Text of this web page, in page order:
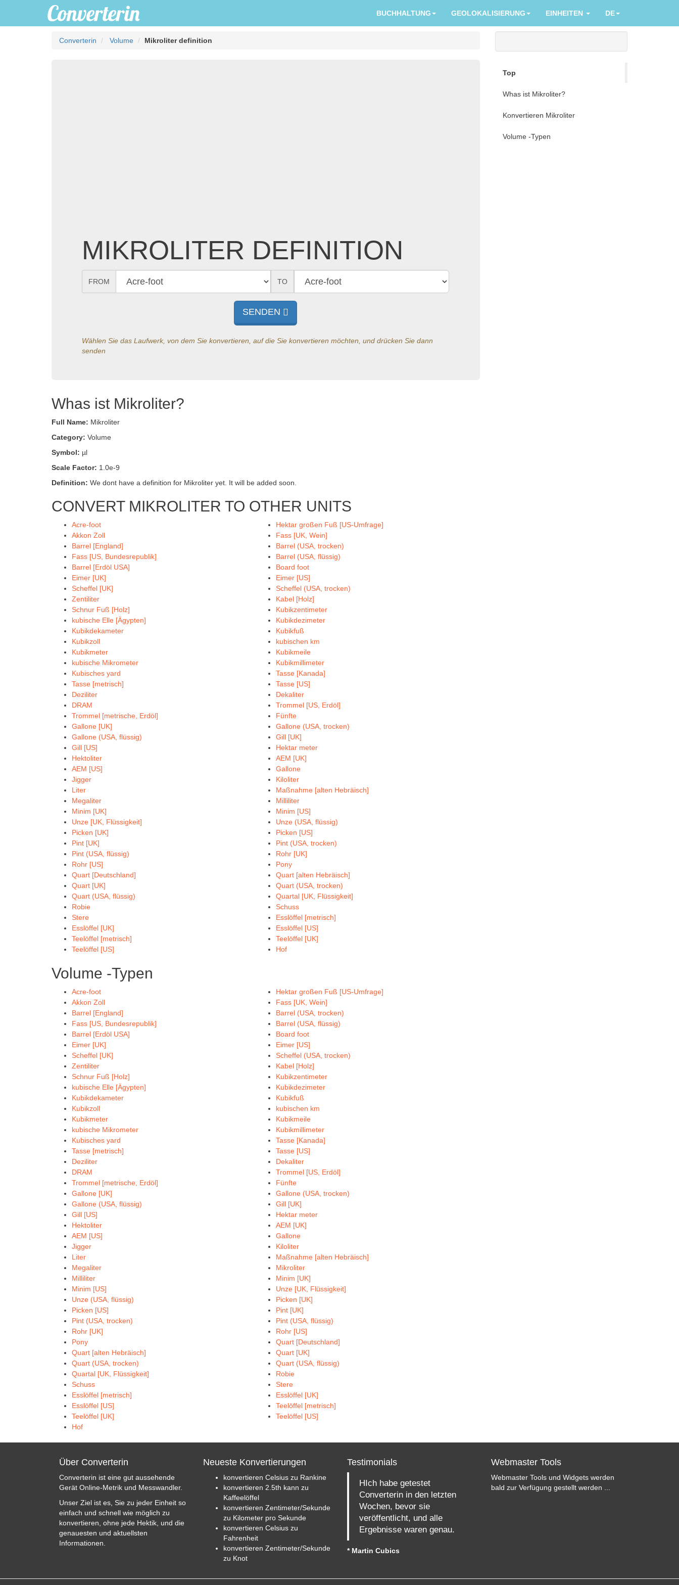
BUCHHALTUNG GEOLOKALISIERUNG EINHEITEN DE
Converterin Volume Mikroliter definition
MIKROLITER DEFINITION
FROM TO
SENDEN
Wählen Sie das Laufwerk, von dem Sie konvertieren, auf die Sie konvertieren möchten, und drücken Sie dann
senden
Whas ist Mikroliter?
Full Name: Mikroliter
Category: Volume
Symbol: µl
Scale Factor: 1.0e-9
Definition: We dont have a definition for Mikroliter yet. It will be added soon.
CONVERT MIKROLITER TO OTHER UNITS
Acre-foot
Hektar großen Fuß [US-Umfrage]
Akkon Zoll
Fass [UK, Wein]
Barrel [England]
Barrel (USA, trocken)
Fass [US, Bundesrepublik]
Barrel (USA, flüssig)
Barrel [Erdöl USA]
Board foot
Eimer [UK]
Eimer [US]
Scheffel [UK]
Scheffel (USA, trocken)
Zentiliter
Kabel [Holz]
Schnur Fuß [Holz]
Kubikzentimeter
kubische Elle [Ägypten]
Kubikdezimeter
Kubikdekameter
Kubikfuß
Kubikzoll
kubischen km
Kubikmeter
Kubikmeile
kubische Mikrometer
Kubikmillimeter
Kubisches yard
Tasse [Kanada]
Tasse [metrisch]
Tasse [US]
Deziliter
Dekaliter
DRAM
Trommel [US, Erdöl]
Trommel [metrische, Erdöl]
Fünfte
Gallone [UK]
Gallone (USA, trocken)
Gallone (USA, flüssig)
Gill [UK]
Gill [US]
Hektar meter
Hektoliter
AEM [UK]
AEM [US]
Gallone
Jigger
Kiloliter
Liter
Maßnahme [alten Hebräisch]
Megaliter
Milliliter
Minim [UK]
Minim [US]
Unze [UK, Flüssigkeit]
Unze (USA, flüssig)
Picken [UK]
Picken [US]
Pint [UK]
Pint (USA, trocken)
Pint (USA, flüssig)
Rohr [UK]
Rohr [US]
Pony
Quart [Deutschland]
Quart [alten Hebräisch]
Quart [UK]
Quart (USA, trocken)
Quart (USA, flüssig)
Quartal [UK, Flüssigkeit]
Robie
Schuss
Stere
Esslöffel [metrisch]
Esslöffel [UK]
Esslöffel [US]
Teelöffel [metrisch]
Teelöffel [UK]
Teelöffel [US]
Hof
Volume -Typen
Acre-foot
Hektar großen Fuß [US-Umfrage]
Akkon Zoll
Fass [UK, Wein]
Barrel [England]
Barrel (USA, trocken)
Fass [US, Bundesrepublik]
Barrel (USA, flüssig)
Barrel [Erdöl USA]
Board foot
Eimer [UK]
Eimer [US]
Scheffel [UK]
Scheffel (USA, trocken)
Zentiliter
Kabel [Holz]
Schnur Fuß [Holz]
Kubikzentimeter
kubische Elle [Ägypten]
Kubikdezimeter
Kubikdekameter
Kubikfuß
Kubikzoll
kubischen km
Kubikmeter
Kubikmeile
kubische Mikrometer
Kubikmillimeter
Kubisches yard
Tasse [Kanada]
Tasse [metrisch]
Tasse [US]
Deziliter
Dekaliter
DRAM
Trommel [US, Erdöl]
Trommel [metrische, Erdöl]
Fünfte
Gallone [UK]
Gallone (USA, trocken)
Gallone (USA, flüssig)
Gill [UK]
Gill [US]
Hektar meter
Hektoliter
AEM [UK]
AEM [US]
Gallone
Jigger
Kiloliter
Liter
Maßnahme [alten Hebräisch]
Megaliter
Mikroliter
Milliliter
Minim [UK]
Minim [US]
Unze [UK, Flüssigkeit]
Unze (USA, flüssig)
Picken [UK]
Picken [US]
Pint [UK]
Pint (USA, trocken)
Pint (USA, flüssig)
Rohr [UK]
Rohr [US]
Pony
Quart [Deutschland]
Quart [alten Hebräisch]
Quart [UK]
Quart (USA, trocken)
Quart (USA, flüssig)
Quartal [UK, Flüssigkeit]
Robie
Schuss
Stere
Esslöffel [metrisch]
Esslöffel [UK]
Esslöffel [US]
Teelöffel [metrisch]
Teelöffel [UK]
Teelöffel [US]
Hof
Top
Whas ist Mikroliter?
Konvertieren Mikroliter
Volume -Typen
Über Converterin
Converterin ist eine gut aussehende
Gerät Online-Metrik und Messwandler.
Unser Ziel ist es, Sie zu jeder Einheit so
einfach und schnell wie möglich zu
konvertieren, ohne jede Hektik, und die
genauesten und aktuellsten
Informationen.
Neueste Konvertierungen
konvertieren Celsius zu Rankine
konvertieren 2.5th kann zu
Kaffeelöffel
konvertieren Zentimeter/Sekunde
zu Kilometer pro Sekunde
konvertieren Celsius zu
Fahrenheit
konvertieren Zentimeter/Sekunde
zu Knot
Testimonials
HIch habe getestet
Converterin in den letzten
Wochen, bevor sie
veröffentlicht, und alle
Ergebnisse waren genau.
* Martin Cubics
Webmaster Tools
Webmaster Tools und Widgets werden
bald zur Verfügung gestellt werden ...